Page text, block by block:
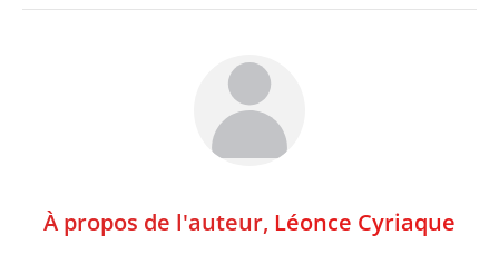
À propos de l'auteur, Léonce Cyriaque